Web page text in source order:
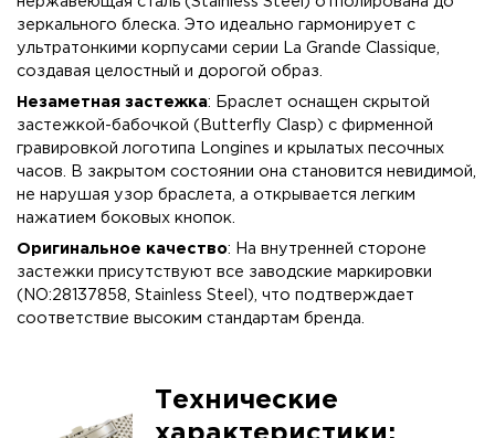
зеркального блеска. Это идеально гармонирует с
ультратонкими корпусами серии La Grande Classique,
создавая целостный и дорогой образ.
Незаметная застежка: Браслет оснащен скрытой
застежкой-бабочкой (Butterfly Clasp) с фирменной
гравировкой логотипа Longines и крылатых песочных
часов. В закрытом состоянии она становится невидимой,
не нарушая узор браслета, а открывается легким
нажатием боковых кнопок.
Оригинальное качество: На внутренней стороне
застежки присутствуют все заводские маркировки
(NO:28137858, Stainless Steel), что подтверждает
соответствие высоким стандартам бренда.
Технические